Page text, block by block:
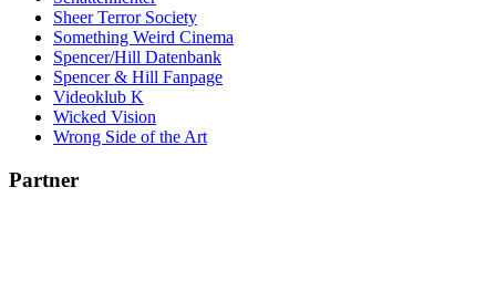
Sheer Terror Society
Something Weird Cinema
Spencer/Hill Datenbank
Spencer & Hill Fanpage
Videoklub K
Wicked Vision
Wrong Side of the Art
Partner